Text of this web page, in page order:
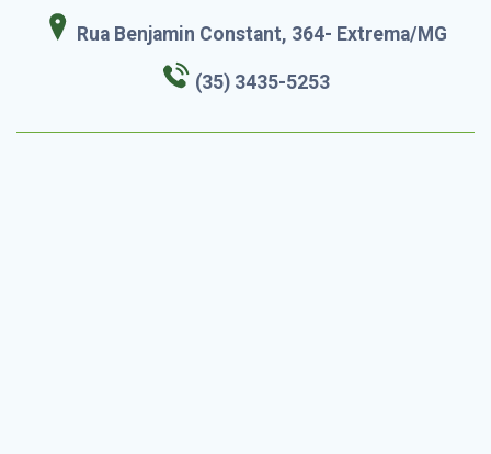
Rua Benjamin Constant, 364- Extrema/MG
(35) 3435-5253